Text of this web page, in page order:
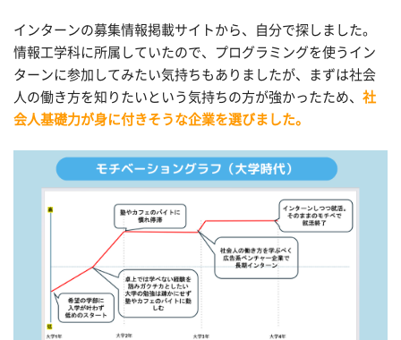
インターンの募集情報掲載サイトから、自分で探しました。
情報工学科に所属していたので、プログラミングを使うイン
ターンに参加してみたい気持ちもありましたが、まずは社会
人の働き方を知りたいという気持ちの方が強かったため、 社
会人基礎力が身に付きそうな企業を選びました。